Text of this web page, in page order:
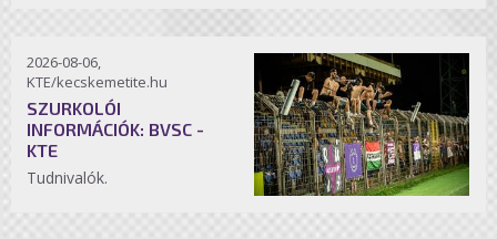
2026-08-06,
KTE/kecskemetite.hu
SZURKOLÓI
INFORMÁCIÓK: BVSC -
KTE
Tudnivalók.